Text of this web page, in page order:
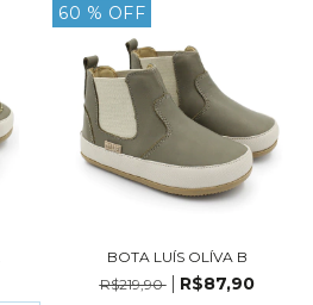
60 % OFF
BOTA LUÍS OLÍVA B
R$219,90
R$87,90